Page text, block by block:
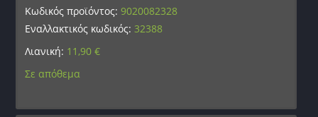
Κωδικός προϊόντος:9020082328
Εναλλακτικός κωδικός: 32388
Λιανική: 11,90€
Σε απόθεμα